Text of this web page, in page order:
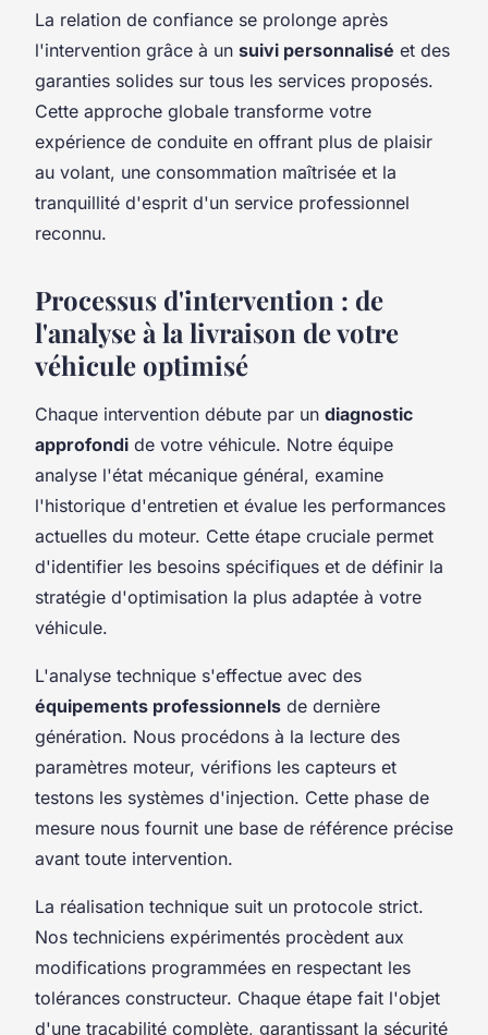
La relation de confiance se prolonge après
l'intervention grâce à un suivi personnalisé et des
garanties solides sur tous les services proposés.
Cette approche globale transforme votre
expérience de conduite en offrant plus de plaisir
au volant, une consommation maîtrisée et la
tranquillité d'esprit d'un service professionnel
reconnu.
Processus d'intervention : de
l'analyse à la livraison de votre
véhicule optimisé
Chaque intervention débute par un diagnostic
approfondi de votre véhicule. Notre équipe
analyse l'état mécanique général, examine
l'historique d'entretien et évalue les performances
actuelles du moteur. Cette étape cruciale permet
d'identifier les besoins spécifiques et de définir la
stratégie d'optimisation la plus adaptée à votre
véhicule.
L'analyse technique s'effectue avec des
équipements professionnels de dernière
génération. Nous procédons à la lecture des
paramètres moteur, vérifions les capteurs et
testons les systèmes d'injection. Cette phase de
mesure nous fournit une base de référence précise
avant toute intervention.
La réalisation technique suit un protocole strict.
Nos techniciens expérimentés procèdent aux
modifications programmées en respectant les
tolérances constructeur. Chaque étape fait l'objet
d'une traçabilité complète, garantissant la sécurité